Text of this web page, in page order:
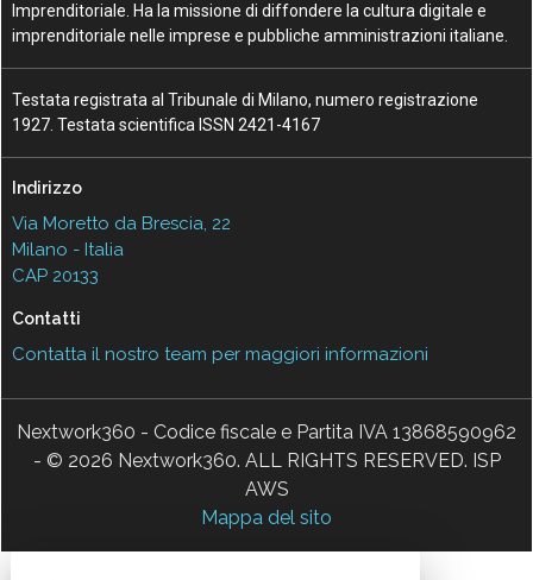
Imprenditoriale. Ha la missione di diffondere la cultura digitale e
imprenditoriale nelle imprese e pubbliche amministrazioni italiane.
Testata registrata al Tribunale di Milano, numero registrazione
1927. Testata scientifica ISSN 2421-4167
Indirizzo
Via Moretto da Brescia, 22
Milano - Italia
CAP 20133
Contatti
Contatta il nostro team per maggiori informazioni
Nextwork360 - Codice fiscale e Partita IVA 13868590962
- © 2026 Nextwork360. ALL RIGHTS RESERVED. ISP
AWS
Mappa del sito